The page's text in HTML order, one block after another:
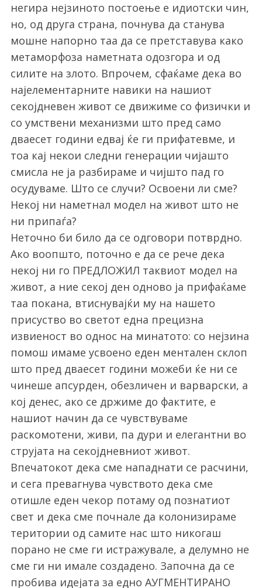
негира нејзиното постоење е идиотски чин,
но, од друга страна, почнува да станува
мошне напорно таа да се претставува како
метаморфоза наметната одозгора и од
силите на злото. Впрочем, сфаќаме дека во
најелементарните навики на нашиот
секојдневен живот се движиме со физички и
со умствени механизми што пред само
дваесет години едвај ќе ги прифатевме, и
тоа кај некои следни генерации чијашто
смисла не ја разбираме и чијшто пад го
осудуваме. Што се случи? Освоени ли сме?
Некој ни наметнал модел на живот што не
ни припаѓа?
Неточно би било да се одговори потврдно.
Ако воопшто, поточно е да се рече дека
некој ни го ПРЕДЛОЖИЛ таквиот модел на
живот, а ние секој ден одново ја прифаќаме
таа покана, втиснувајќи му на нашето
присуство во светот една прецизна
извиеност во однос на минатото: со нејзина
помош имаме усвоено еден ментален склоп
што пред дваесет години можеби ќе ни се
чинеше апсурден, обезличен и варварски, а
кој денес, ако се држиме до фактите, е
нашиот начин да се чувствуваме
раскомотени, живи, па дури и елегантни во
струјата на секојдневниот живот.
Впечатокот дека сме нападнати се расчини,
и сега превагнува чувството дека сме
отишле еден чекор потаму од познатиот
свет и дека сме почнале да колонизираме
територии од самите нас што никогаш
порано не сме ги истражувале, а делумно не
сме ги ни имале создадено. Започна да се
пробива идејата за едно АУГМЕНТИРАНО